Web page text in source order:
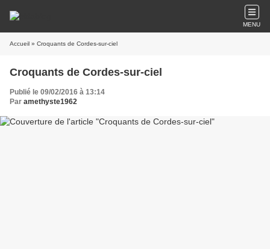
MENU
Accueil » Croquants de Cordes-sur-ciel
Croquants de Cordes-sur-ciel
Publié le 09/02/2016 à 13:14
Par amethyste1962